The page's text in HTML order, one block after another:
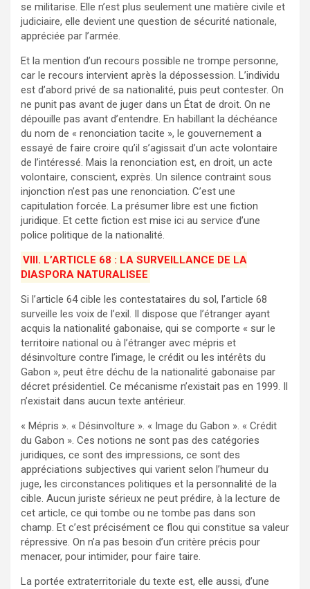
se militarise. Elle n’est plus seulement une matière civile et
judiciaire, elle devient une question de sécurité nationale,
appréciée par l’armée.
Et la mention d’un recours possible ne trompe personne,
car le recours intervient après la dépossession. L’individu
est d’abord privé de sa nationalité, puis peut contester. On
ne punit pas avant de juger dans un État de droit. On ne
dépouille pas avant d’entendre. En habillant la déchéance
du nom de « renonciation tacite », le gouvernement a
essayé de faire croire qu’il s’agissait d’un acte volontaire
de l’intéressé. Mais la renonciation est, en droit, un acte
volontaire, conscient, exprès. Un silence contraint sous
injonction n’est pas une renonciation. C’est une
capitulation forcée. La présumer libre est une fiction
juridique. Et cette fiction est mise ici au service d’une
police politique de la nationalité.
VIII. L’ARTICLE 68 : LA SURVEILLANCE DE LA
DIASPORA NATURALISEE
Si l’article 64 cible les contestataires du sol, l’article 68
surveille les voix de l’exil. Il dispose que l’étranger ayant
acquis la nationalité gabonaise, qui se comporte « sur le
territoire national ou à l’étranger avec mépris et
désinvolture contre l’image, le crédit ou les intérêts du
Gabon », peut être déchu de la nationalité gabonaise par
décret présidentiel. Ce mécanisme n’existait pas en 1999. Il
n’existait dans aucun texte antérieur.
« Mépris ». « Désinvolture ». « Image du Gabon ». « Crédit
du Gabon ». Ces notions ne sont pas des catégories
juridiques, ce sont des impressions, ce sont des
appréciations subjectives qui varient selon l’humeur du
juge, les circonstances politiques et la personnalité de la
cible. Aucun juriste sérieux ne peut prédire, à la lecture de
cet article, ce qui tombe ou ne tombe pas dans son
champ. Et c’est précisément ce flou qui constitue sa valeur
répressive. On n’a pas besoin d’un critère précis pour
menacer, pour intimider, pour faire taire.
La portée extraterritoriale du texte est, elle aussi, d’une